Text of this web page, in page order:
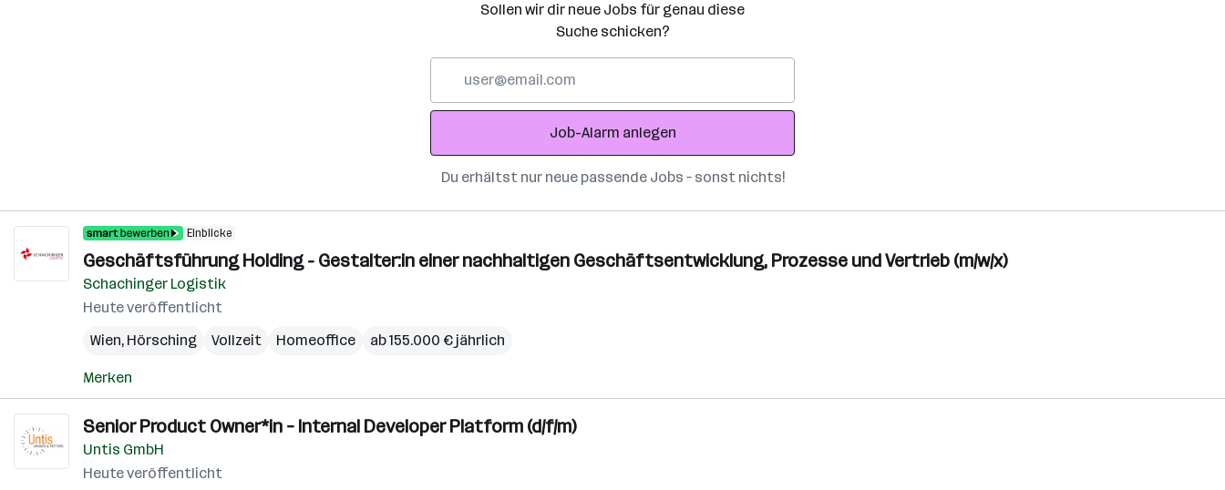
Sollen wir dir neue Jobs für genau diese
Suche schicken?
Adresse
Job-Alarm anlegen
Du erhältst nur neue passende Jobs – sonst nichts!
Einblicke
Geschäftsführung Holding - Gestalter:in einer nachhaltigen Geschäftsentwicklung, Prozesse und Vertrieb (m/w/x)
Schachinger Logistik
Heute veröffentlicht
Wien, Hörsching Vollzeit Homeoffice ab 155.000 € jährlich
Merken
Senior Product Owner*in – Internal Developer Platform (d/f/m)
Untis GmbH
Heute veröffentlicht